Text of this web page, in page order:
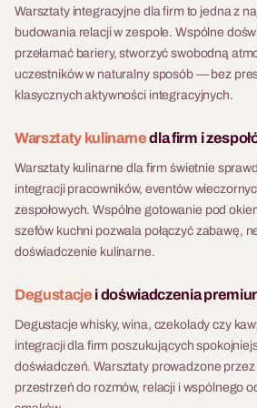
wszystkich naraz: żaden
segment nie zadziała osobno,
a most stanie tylko wtedy, gdy
zespoły dogadają się co do
wymiarów, tempa i kolejności.
pigułce — z presją czasu,
ograniczonymi materiałami i
finałem, który wywołuje
emocje. Nie trzeba żadnej
wiedzy technicznej: liczy się
współpraca, komunikacja i
jedno
świat,
Gra
realne
10 - 500 osób
Warsztaty Świec i
Naturalnych
Warsztaty świec i
kosmetyków naturalnych dla
firm to format integracyjny
oparty na aromaterapii i slow
life — uczestnicy tworzą
sojowe, naturalne mydła,
perfumy. Każdy wychodzi z
gotowym produktem który
firm to
oparty
Warsztaty integracyjne dla firm to jedna z
budowania relacji w zespole. Wspólne
przełamać bariery, stworzyć swobodną
uczestników w naturalny sposób — bez
klasycznych aktywności integracyjnych.
Warsztaty kulinarnedla firm i
Warsztaty kulinarne dla firm świetnie
integracji pracowników, eventów
zespołowych. Wspólne gotowanie pod
szefów kuchni pozwala połączyć zabawę,
doświadczenie kulinarne.
Degustacje i doświadczenia
Degustacje whisky, wina, czekolady czy
integracji dla firm poszukujących
doświadczeń. Warsztaty prowadzone
przestrzeń do rozmów, relacji i wspólnego